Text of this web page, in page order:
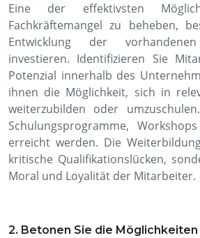
Eine der effektivsten
Fachkräftemangel zu beheben,
Entwicklung der
investieren. Identifizieren Sie
Potenzial innerhalb des
ihnen die Möglichkeit, sich in
weiterzubilden oder
Schulungsprogramme,
erreicht werden. Die
kritische Qualifikationslücken,
Moral und Loyalität der Mitarbeiter.
2. Betonen Sie die